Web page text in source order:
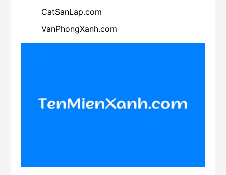
CatSanLap.com
VanPhongXanh.com